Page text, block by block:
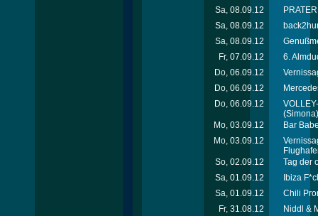
Sa, 08.09.12
Sa, 08.09.12
Sa, 08.09.12
Fr, 07.09.12
6.
Do, 06.09.12
Do, 06.09.12
Do, 06.09.12
(Simona)
Mo, 03.09.12
Bar
Mo, 03.09.12
So, 02.09.12
Tag der
Sa, 01.09.12
Ibiza
Sa, 01.09.12
Chili
Fr, 31.08.12
Niddl &